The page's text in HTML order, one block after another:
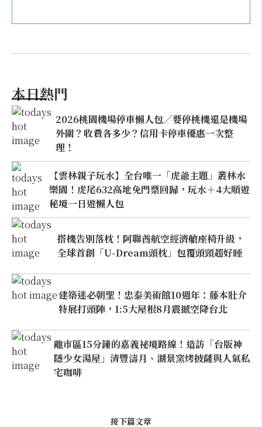
本日熱門
2026桃園機場停車懶人包／要停桃機還是機場
外圍？收費各多少？信用卡停車優惠一次整
理！
【雲林親子玩水】全台唯一「虎爺主題」叢林水
樂園！虎尾632高地免門票回歸，玩水＋4大順遊
秘境一日遊懶人包
搭機告別落枕！阿聯酋航空經濟艙座椅升級，
全球首創「U-Dream頭枕」包覆頭頸超好睡
建築迷必朝聖！忠泰美術館10週年：藤本壯介
特展打頭陣，1:5大屋根8月震撼空降台北
離市區15分鐘的嘉義祕境路線！造訪「台版神
隱少女湯屋」清豐濤月、湖景窯烤披薩與人氣私
宅咖啡
接下篇文章